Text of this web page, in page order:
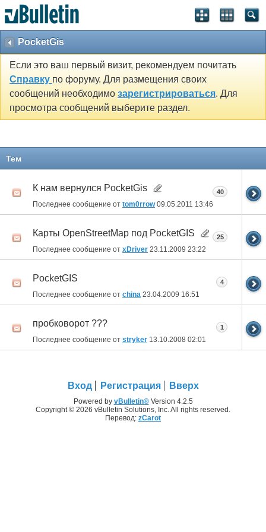
PocketGis
Если это ваш первый визит, рекомендуем почитать
Справку по форуму. Для размещения своих
сообщений необходимо зарегистрироваться. Для
просмотра сообщений выберите раздел.
Тем
К нам вернулся PocketGis
Последнее сообщение от tom0rrow09.05.2011 13:46
40
Карты OpenStreetMap под PocketGIS
Последнее сообщение от xDriver 23.11.2009 23:22
25
PocketGIS
Последнее сообщение от china 23.04.2009 16:51
4
пробковорот ???
Последнее сообщение от stryker 13.10.2008 02:01
1
Вход Регистрация Вверх
Powered by vBulletin®Version 4.2.5
Copyright © 2026 vBulletin Solutions, Inc. All rights reserved.
Перевод: zCarot